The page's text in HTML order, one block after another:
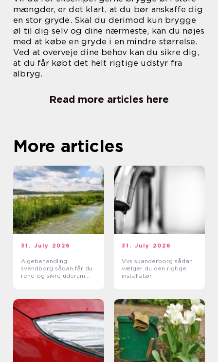
mængder, er det klart, at du bør anskaffe dig
en stor gryde. Skal du derimod kun brygge
øl til dig selv og dine nærmeste, kan du nøjes
med at købe en gryde i en mindre størrelse.
Ved at overveje dine behov kan du sikre dig,
at du får købt det helt rigtige udstyr fra
albryg.
Read more articles here
More articles
31. July 2026
Algebehandling
svendborg sådan får du
rene og sikre uderum
31. July 2026
Vvs skanderborg sådan
vælger du den rigtige
installatør